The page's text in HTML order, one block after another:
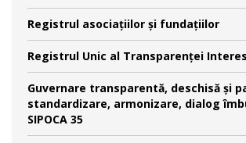
Registrul asociațiilor și fundațiilor
Registrul Unic al Transparenței
Guvernare transparentă, deschisă și
standardizare, armonizare, dialog
SIPOCA 35